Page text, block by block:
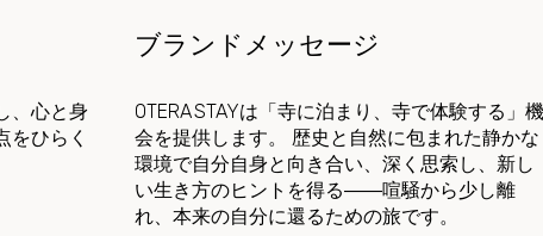
、心と身
をひらく
ブランドメッセージ
OTERA STAYは「寺に泊まり、寺で体験する」機
会を提供します。 歴史と自然に包まれた静かな
環境で自分自身と向き合い、深く思索し、新し
い生き方のヒントを得る――喧騒から少し離
れ、本来の自分に還るための旅です。